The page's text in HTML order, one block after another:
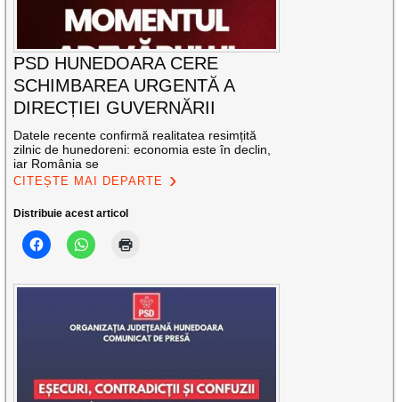
PSD HUNEDOARA CERE
SCHIMBAREA URGENTĂ A
DIRECȚIEI GUVERNĂRII
Datele recente confirmă realitatea resimțită
zilnic de hunedoreni: economia este în declin,
iar România se
CITEȘTE MAI DEPARTE
Distribuie acest articol